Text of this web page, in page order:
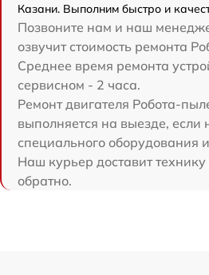
Казани. Выполним быстро и
Позвоните нам и наш
озвучит стоимость ремонта
Среднее время ремонта
сервисном - 2 часа.
Ремонт двигателя Робота-
выполняется на выезде, если
специального оборудования
Наш курьер доставит технику
обратно.